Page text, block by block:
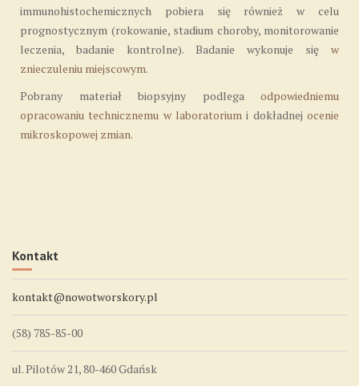
immunohistochemicznych pobiera się również w celu
prognostycznym (rokowanie, stadium choroby, monitorowanie
leczenia, badanie kontrolne). Badanie wykonuje się w
znieczuleniu miejscowym.
Pobrany materiał biopsyjny podlega odpowiedniemu
opracowaniu technicznemu w laboratorium i dokładnej ocenie
mikroskopowej zmian.
Kontakt
kontakt@nowotworskory.pl
(58) 785-85-00
ul. Pilotów 21, 80-460 Gdańsk